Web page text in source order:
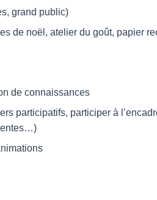
grand public)
de noël, atelier du goût, papier
de connaissances
participatifs, participer à